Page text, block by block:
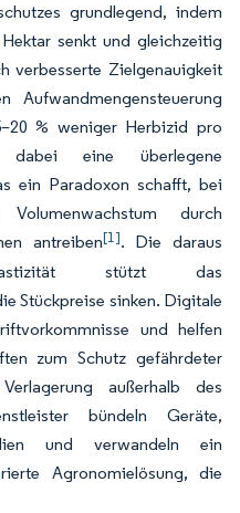
grundlegend, indem
senkt und gleichzeitig
verbesserte Zielgenauigkeit
Aufwandmengensteuerung
% weniger Herbizid pro
dabei eine überlegene
ein Paradoxon schafft, bei
durch
antreiben[1]. Die daraus
stützt das
Stückpreise sinken. Digitale
und helfen
zum Schutz gefährdeter
außerhalb des
bündeln Geräte,
und verwandeln ein
Agronomielösung, die